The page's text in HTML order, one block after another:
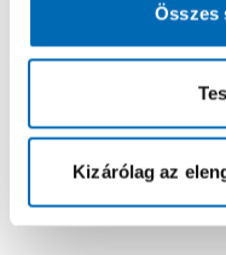
Összes
Kizárólag az